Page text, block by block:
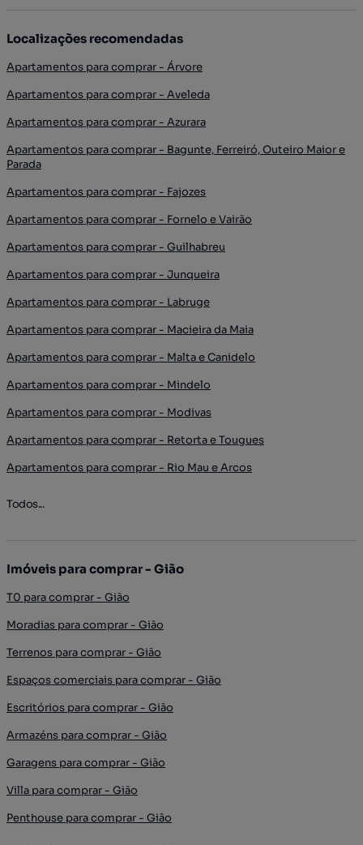
Localizações recomendadas
Apartamentos para comprar - Árvore
Apartamentos para comprar - Aveleda
Apartamentos para comprar - Azurara
Apartamentos para comprar - Bagunte, Ferreiró, Outeiro Maior e
Parada
Apartamentos para comprar - Fajozes
Apartamentos para comprar - Fornelo e Vairão
Apartamentos para comprar - Guilhabreu
Apartamentos para comprar - Junqueira
Apartamentos para comprar - Labruge
Apartamentos para comprar - Macieira da Maia
Apartamentos para comprar - Malta e Canidelo
Apartamentos para comprar - Mindelo
Apartamentos para comprar - Modivas
Apartamentos para comprar - Retorta e Tougues
Apartamentos para comprar - Rio Mau e Arcos
Todos...
Imóveis para comprar - Gião
T0 para comprar - Gião
Moradias para comprar - Gião
Terrenos para comprar - Gião
Espaços comerciais para comprar - Gião
Escritórios para comprar - Gião
Armazéns para comprar - Gião
Garagens para comprar - Gião
Villa para comprar - Gião
Penthouse para comprar - Gião